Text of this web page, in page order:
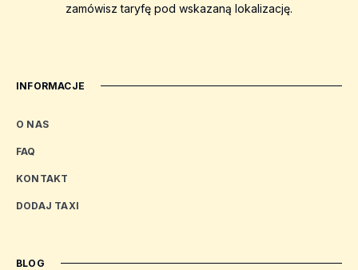
zamówisz taryfę pod wskazaną lokalizację.
INFORMACJE
O NAS
FAQ
KONTAKT
DODAJ TAXI
BLOG